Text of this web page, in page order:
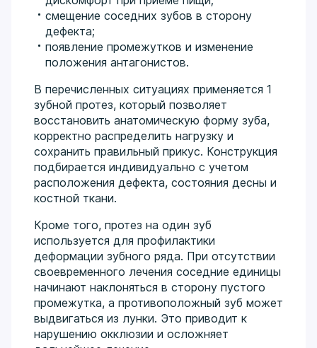
смещение соседних зубов в сторону
дефекта;
появление промежутков и изменение
положения антагонистов.
В перечисленных ситуациях применяется 1
зубной протез, который позволяет
восстановить анатомическую форму зуба,
корректно распределить нагрузку и
сохранить правильный прикус. Конструкция
подбирается индивидуально с учетом
расположения дефекта, состояния десны и
костной ткани.
Кроме того, протез на один зуб
используется для профилактики
деформации зубного ряда. При отсутствии
своевременного лечения соседние единицы
начинают наклоняться в сторону пустого
промежутка, а противоположный зуб может
выдвигаться из лунки. Это приводит к
нарушению окклюзии и осложняет